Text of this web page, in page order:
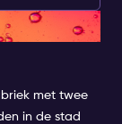
Melkweg
met twee
in de stad